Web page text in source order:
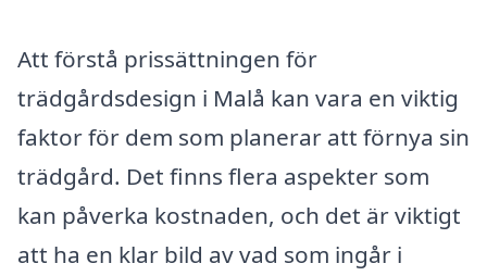
Att förstå prissättningen för
trädgårdsdesign i Malå kan vara en viktig
faktor för dem som planerar att förnya sin
trädgård. Det finns flera aspekter som
kan påverka kostnaden, och det är viktigt
att ha en klar bild av vad som ingår i